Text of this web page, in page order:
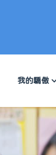
我的驕傲